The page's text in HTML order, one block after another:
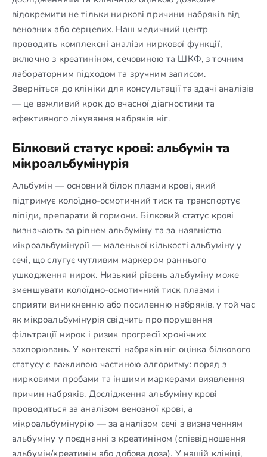
відокремити не тільки ниркові причини набряків від
венозних або серцевих. Наш медичний центр
проводить комплексні аналізи ниркової функції,
включно з креатиніном, сечовиною та ШКФ, з точним
лабораторним підходом та зручним записом.
Зверніться до клініки для консультації та здачі аналізів
— це важливий крок до вчасної діагностики та
ефективного лікування набряків ніг.
Білковий статус крові: альбумін та
мікроальбумінурія
Альбумін — основний білок плазми крові, який
підтримує колоїдно-осмотичний тиск та транспортує
ліпіди, препарати й гормони. Білковий статус крові
визначають за рівнем альбуміну та за наявністю
мікроальбумінурії — маленької кількості альбуміну у
сечі, що слугує чутливим маркером раннього
ушкодження нирок. Низький рівень альбуміну може
зменшувати колоїдно-осмотичний тиск плазми і
сприяти виникненню або посиленню набряків, у той час
як мікроальбумінурія свідчить про порушення
фільтрації нирок і ризик прогресії хронічних
захворювань. У контексті набряків ніг оцінка білкового
статусу є важливою частиною алгоритму: поряд з
нирковими пробами та іншими маркерами виявлення
причин набряків. Дослідження альбуміну крові
проводиться за аналізом венозної крові, а
мікроальбумінурію — за аналізом сечі з визначенням
альбуміну у поєднанні з креатиніном (співвідношення
альбумін/креатинін або добова доза). У нашій клініці,